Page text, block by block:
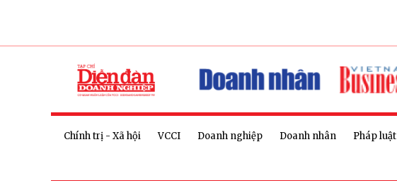
Chính trị - Xã hội VCCI Doanh nghiệp Doanh nhân Pháp luật